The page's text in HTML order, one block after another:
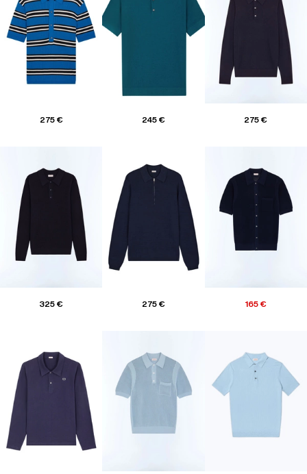
275 € 245 € 275 €
325 € 275 € 165 €